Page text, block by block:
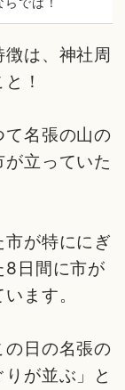
は、神社周
！
名張の山の
立っていた
が特ににぎ
8日間に市が
ます。
の日の名張の
が並ぶ」と